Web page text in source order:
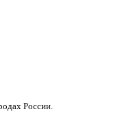
России.